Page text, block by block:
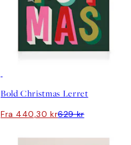
Bold Christmas Lerret
Fra 440,30 kr629 kr